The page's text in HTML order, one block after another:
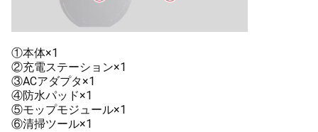
①本体×1
②充電ステーション×1
③ACアダプタ×1
④防水パッド×1
⑤モップモジュール×1
⑥清掃ツール×1